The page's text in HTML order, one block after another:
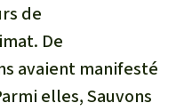
de
De
avaient manifesté
elles, Sauvons